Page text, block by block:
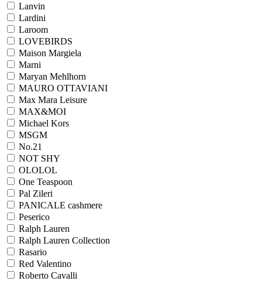
Lanvin
Lardini
Laroom
LOVEBIRDS
Maison Margiela
Marni
Maryan Mehlhorn
MAURO OTTAVIANI
Max Mara Leisure
MAX&MOI
Michael Kors
MSGM
No.21
NOT SHY
OLOLOL
One Teaspoon
Pal Zileri
PANICALE cashmere
Peserico
Ralph Lauren
Ralph Lаuren Collection
Rasario
Red Valentino
Roberto Cavalli